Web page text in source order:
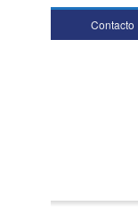
Contacto